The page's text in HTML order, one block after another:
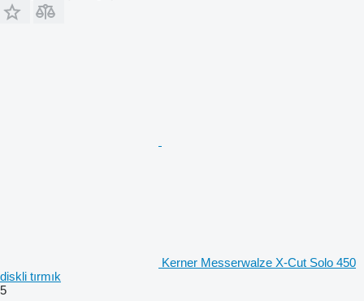
Kerner Messerwalze X-Cut Solo 450
diskli tırmık
5